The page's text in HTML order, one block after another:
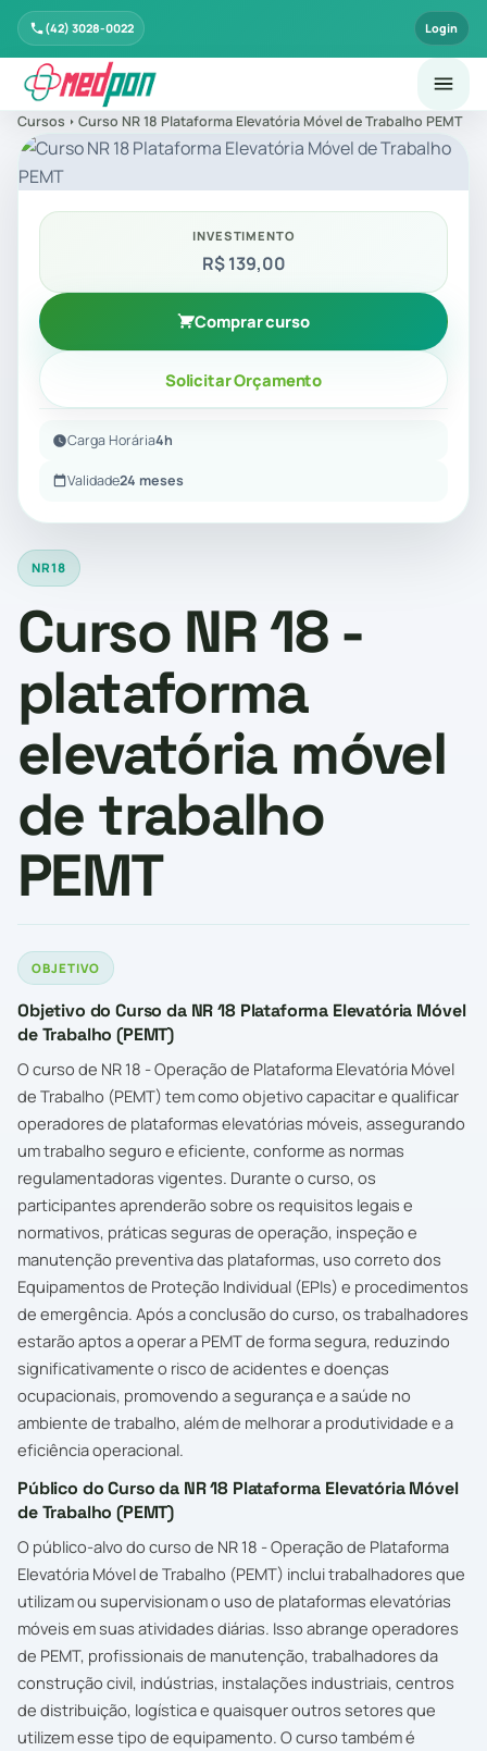
(42) 3028-0022 Login
Cursos Curso NR 18 Plataforma Elevatória Móvel de Trabalho PEMT
NR18
Curso NR 18 -
plataforma
elevatória móvel
de trabalho
PEMT
OBJETIVO
Objetivo do Curso da NR 18 Plataforma Elevatória Móvel
de Trabalho (PEMT)
O curso de NR 18 - Operação de Plataforma Elevatória Móvel
de Trabalho (PEMT) tem como objetivo capacitar e qualificar
operadores de plataformas elevatórias móveis, assegurando
um trabalho seguro e eficiente, conforme as normas
regulamentadoras vigentes. Durante o curso, os
participantes aprenderão sobre os requisitos legais e
normativos, práticas seguras de operação, inspeção e
manutenção preventiva das plataformas, uso correto dos
Equipamentos de Proteção Individual (EPIs) e procedimentos
de emergência. Após a conclusão do curso, os trabalhadores
estarão aptos a operar a PEMT de forma segura, reduzindo
significativamente o risco de acidentes e doenças
ocupacionais, promovendo a segurança e a saúde no
ambiente de trabalho, além de melhorar a produtividade e a
eficiência operacional.
Público do Curso da NR 18 Plataforma Elevatória Móvel
de Trabalho (PEMT)
O público-alvo do curso de NR 18 - Operação de Plataforma
Elevatória Móvel de Trabalho (PEMT) inclui trabalhadores que
utilizam ou supervisionam o uso de plataformas elevatórias
móveis em suas atividades diárias. Isso abrange operadores
de PEMT, profissionais de manutenção, trabalhadores da
construção civil, indústrias, instalações industriais, centros
de distribuição, logística e quaisquer outros setores que
utilizem esse tipo de equipamento. O curso também é
INVESTIMENTO
R$ 139,00
Comprar curso
Solicitar Orçamento
Carga Horária4h
Validade24 meses